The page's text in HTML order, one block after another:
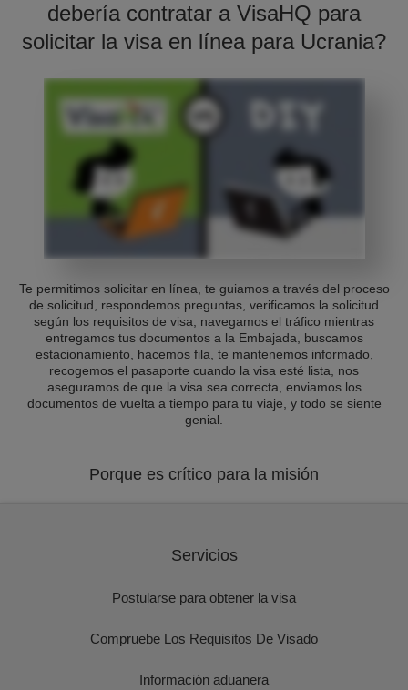
debería contratar a VisaHQ para
solicitar la visa en línea para Ucrania?
Te permitimos solicitar en línea, te guiamos a través del proceso
de solicitud, respondemos preguntas, verificamos la solicitud
según los requisitos de visa, navegamos el tráfico mientras
entregamos tus documentos a la Embajada, buscamos
estacionamiento, hacemos fila, te mantenemos informado,
recogemos el pasaporte cuando la visa esté lista, nos
aseguramos de que la visa sea correcta, enviamos los
documentos de vuelta a tiempo para tu viaje, y todo se siente
genial.
Porque es crítico para la misión
Servicios
Postularse para obtener la visa
Compruebe Los Requisitos De Visado
Información aduanera